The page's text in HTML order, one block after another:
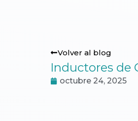
Volver al blog
Inductores de
octubre 24, 2025